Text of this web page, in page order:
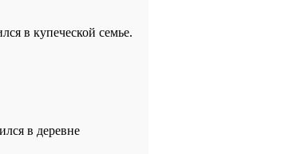
в купеческой семье.
в деревне